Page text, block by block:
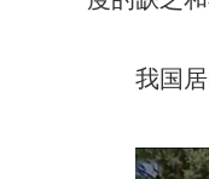
我国